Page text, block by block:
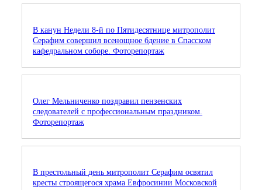
В канун Недели 8-й по Пятидесятнице митрополит
Серафим совершил всенощное бдение в Спасском
кафедральном соборе. Фоторепортаж
Олег Мельниченко поздравил пензенских
следователей с профессиональным праздником.
Фоторепортаж
В престольный день митрополит Серафим освятил
кресты строящегося храма Евфросинии Московской